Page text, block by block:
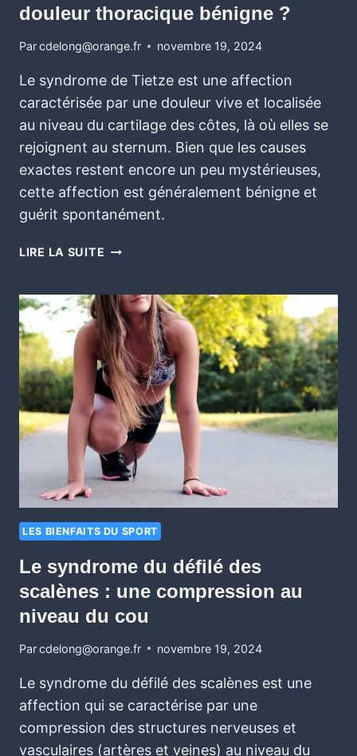
douleur thoracique bénigne ?
Parcdelong@orange.fr novembre 19, 2024
Le syndrome de Tietze est une affection
caractérisée par une douleur vive et localisée
au niveau du cartilage des côtes, là où elles se
rejoignent au sternum. Bien que les causes
exactes restent encore un peu mystérieuses,
cette affection est généralement bénigne et
guérit spontanément.
LIRE LA SUITE
LES BIENFAITS DU SPORT
Le syndrome du défilé des
scalènes : une compression au
niveau du cou
Parcdelong@orange.fr novembre 19, 2024
Le syndrome du défilé des scalènes est une
affection qui se caractérise par une
compression des structures nerveuses et
vasculaires (artères et veines) au niveau du